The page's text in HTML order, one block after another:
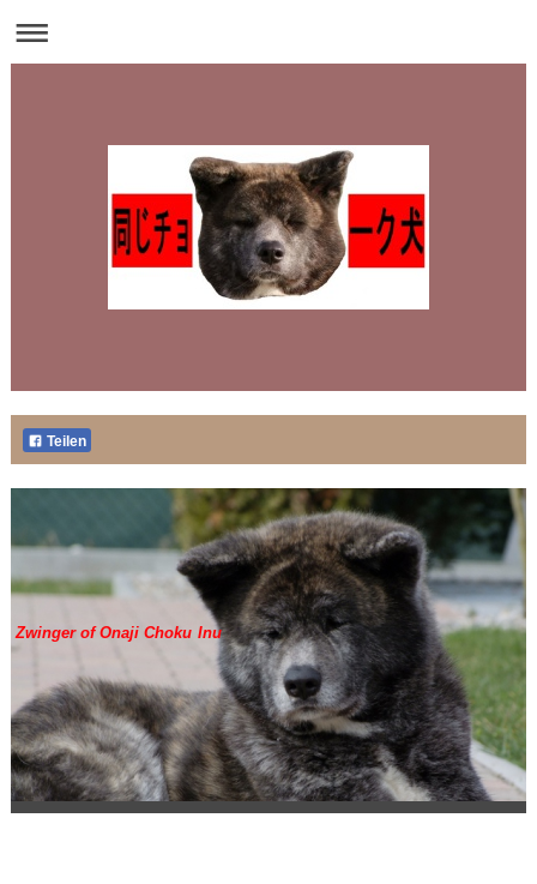
Teilen
Zwinger of Onaji Choku Inu